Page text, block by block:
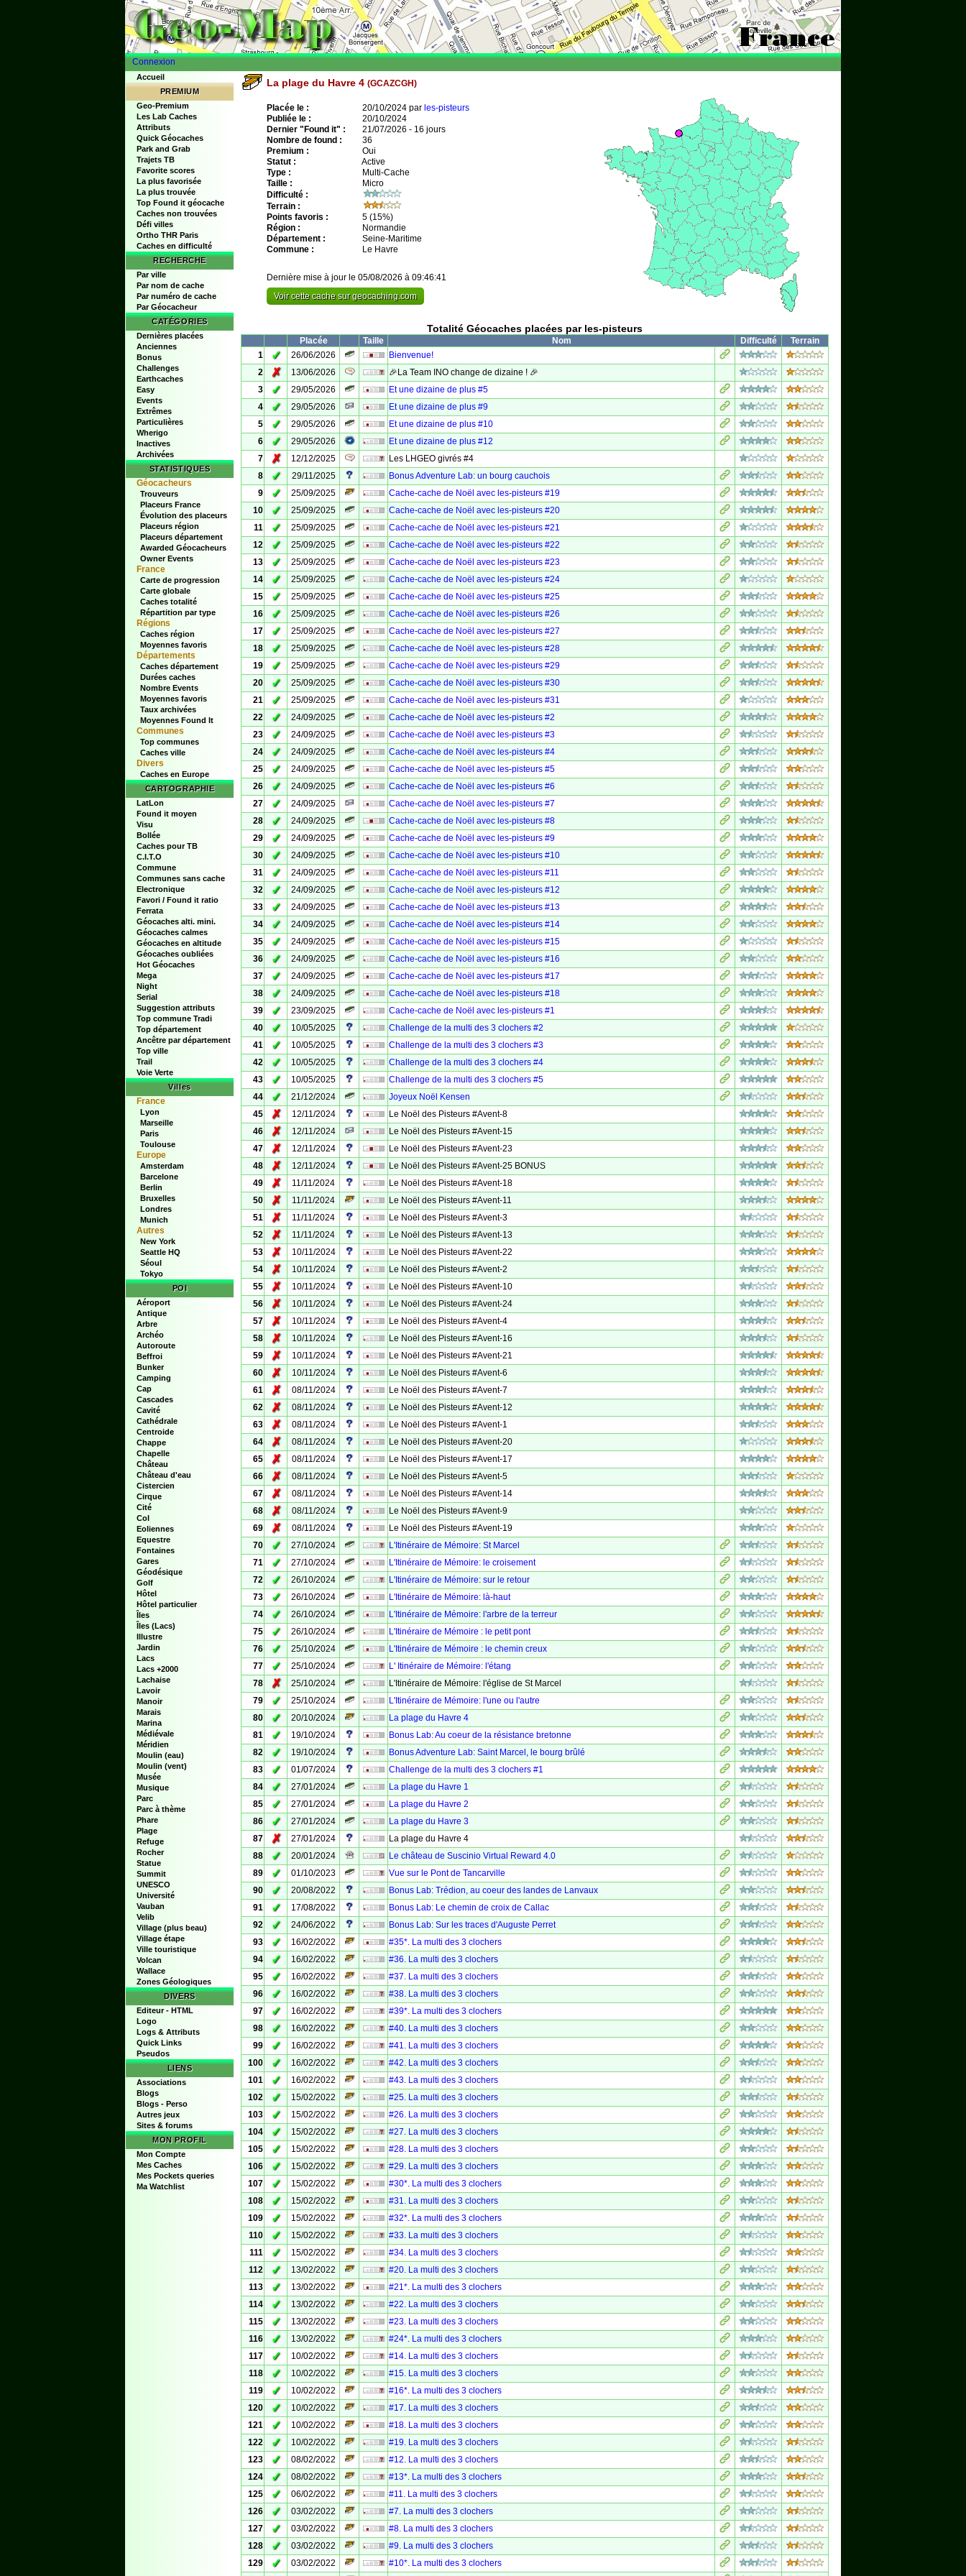
Connexion
Accueil
PREMIUM
Geo-Premium
Les Lab Caches
Attributs
Quick Géocaches
Park and Grab
Trajets TB
Favorite scores
La plus favorisée
La plus trouvée
Top Found it géocache
Caches non trouvées
Défi villes
Ortho THR Paris
Caches en difficulté
RECHERCHE
Par ville
Par nom de cache
Par numéro de cache
Par Géocacheur
CATÉGORIES
Dernières placées
Anciennes
Bonus
Challenges
Earthcaches
Easy
Events
Extrêmes
Particulières
Wherigo
Inactives
Archivées
STATISTIQUES
Géocacheurs
Trouveurs
Placeurs France
Évolution des placeurs
Placeurs région
Placeurs département
Awarded Géocacheurs
Owner Events
France
Carte de progression
Carte globale
Caches totalité
Répartition par type
Régions
Caches région
Moyennes favoris
Départements
Caches département
Durées caches
Nombre Events
Moyennes favoris
Taux archivées
Moyennes Found It
Communes
Top communes
Caches ville
Divers
Caches en Europe
CARTOGRAPHIE
LatLon
Found it moyen
Visu
Bollée
Caches pour TB
C.I.T.O
Commune
Communes sans cache
Electronique
Favori / Found it ratio
Ferrata
Géocaches alti. mini.
Géocaches calmes
Géocaches en altitude
Géocaches oubliées
Hot Géocaches
Mega
Night
Serial
Suggestion attributs
Top commune Tradi
Top département
Ancêtre par département
Top ville
Trail
Voie Verte
Villes
France
Lyon
Marseille
Paris
Toulouse
Europe
Amsterdam
Barcelone
Berlin
Bruxelles
Londres
Munich
Autres
New York
Seattle HQ
Séoul
Tokyo
POI
Aéroport
Antique
Arbre
Archéo
Autoroute
Beffroi
Bunker
Camping
Cap
Cascades
Cavité
Cathédrale
Centroide
Chappe
Chapelle
Château
Château d'eau
Cistercien
Cirque
Cité
Col
Eoliennes
Equestre
Fontaines
Gares
Géodésique
Golf
Hôtel
Hôtel particulier
Îles
Îles (Lacs)
Illustre
Jardin
Lacs
Lacs +2000
Lachaise
Lavoir
Manoir
Marais
Marina
Médiévale
Méridien
Moulin (eau)
Moulin (vent)
Musée
Musique
Parc
Parc à thème
Phare
Plage
Refuge
Rocher
Statue
Summit
UNESCO
Université
Vauban
Velib
Village (plus beau)
Village étape
Ville touristique
Volcan
Wallace
Zones Géologiques
DIVERS
Editeur - HTML
Logo
Logs & Attributs
Quick Links
Pseudos
LIENS
Associations
Blogs
Blogs - Perso
Autres jeux
Sites & forums
MON PROFIL
Mon Compte
Mes Caches
Mes Pockets queries
Ma Watchlist
La plage du Havre 4 (GCAZCGH)
Placée le : 20/10/2024 par les-pisteurs
Publiée le :
20/10/2024
Dernier "Found it" :
21/07/2026 - 16 jours
Nombre de found :
36
Premium :
Oui
Statut :
Active
Type :
Multi-Cache
Taille :
Micro
Difficulté :
Terrain :
Points favoris :
5 (15%)
Région :
Normandie
Département :
Seine-Maritime
Commune :
Le Havre
Dernière mise à jour le 05/08/2026 à 09:46:41
Voir cette cache sur geocaching.com
Totalité Géocaches placées par les-pisteurs
Placée Taille Nom Difficulté
Terrain
1
✓ 26/06/2026
Bienvenue!
2
✗ 13/06/2026
🎉La Team INO change de dizaine ! 🎉
3
✓ 29/05/2026
Et une dizaine de plus #5
4
✓ 29/05/2026
Et une dizaine de plus #9
5
✓ 29/05/2026
Et une dizaine de plus #10
6
✓ 29/05/2026
Et une dizaine de plus #12
7
✗ 12/12/2025
Les LHGEO givrés #4
8
✓ 29/11/2025
Bonus Adventure Lab: un bourg cauchois
9
✓ 25/09/2025
Cache-cache de Noël avec les-pisteurs #19
10
✓ 25/09/2025
Cache-cache de Noël avec les-pisteurs #20
11
✓ 25/09/2025
Cache-cache de Noël avec les-pisteurs #21
12
✓ 25/09/2025
Cache-cache de Noël avec les-pisteurs #22
13
✓ 25/09/2025
Cache-cache de Noël avec les-pisteurs #23
14
✓ 25/09/2025
Cache-cache de Noël avec les-pisteurs #24
15
✓ 25/09/2025
Cache-cache de Noël avec les-pisteurs #25
16
✓ 25/09/2025
Cache-cache de Noël avec les-pisteurs #26
17
✓ 25/09/2025
Cache-cache de Noël avec les-pisteurs #27
18
✓ 25/09/2025
Cache-cache de Noël avec les-pisteurs #28
19
✓ 25/09/2025
Cache-cache de Noël avec les-pisteurs #29
20
✓ 25/09/2025
Cache-cache de Noël avec les-pisteurs #30
21
✓ 25/09/2025
Cache-cache de Noël avec les-pisteurs #31
22
✓ 24/09/2025
Cache-cache de Noël avec les-pisteurs #2
23
✓ 24/09/2025
Cache-cache de Noël avec les-pisteurs #3
24
✓ 24/09/2025
Cache-cache de Noël avec les-pisteurs #4
25
✓ 24/09/2025
Cache-cache de Noël avec les-pisteurs #5
26
✓ 24/09/2025
Cache-cache de Noël avec les-pisteurs #6
27
✓ 24/09/2025
Cache-cache de Noël avec les-pisteurs #7
28
✓ 24/09/2025
Cache-cache de Noël avec les-pisteurs #8
29
✓ 24/09/2025
Cache-cache de Noël avec les-pisteurs #9
30
✓ 24/09/2025
Cache-cache de Noël avec les-pisteurs #10
31
✓ 24/09/2025
Cache-cache de Noël avec les-pisteurs #11
32
✓ 24/09/2025
Cache-cache de Noël avec les-pisteurs #12
33
✓ 24/09/2025
Cache-cache de Noël avec les-pisteurs #13
34
✓ 24/09/2025
Cache-cache de Noël avec les-pisteurs #14
35
✓ 24/09/2025
Cache-cache de Noël avec les-pisteurs #15
36
✓ 24/09/2025
Cache-cache de Noël avec les-pisteurs #16
37
✓ 24/09/2025
Cache-cache de Noël avec les-pisteurs #17
38
✓ 24/09/2025
Cache-cache de Noël avec les-pisteurs #18
39
✓ 23/09/2025
Cache-cache de Noël avec les-pisteurs #1
40
✓ 10/05/2025
Challenge de la multi des 3 clochers #2
41
✓ 10/05/2025
Challenge de la multi des 3 clochers #3
42
✓ 10/05/2025
Challenge de la multi des 3 clochers #4
43
✓ 10/05/2025
Challenge de la multi des 3 clochers #5
44
✓ 21/12/2024
Joyeux Noël Kensen
45
✗ 12/11/2024
Le Noël des Pisteurs #Avent-8
46
✗ 12/11/2024
Le Noël des Pisteurs #Avent-15
47
✗ 12/11/2024
Le Noël des Pisteurs #Avent-23
48
✗ 12/11/2024
Le Noël des Pisteurs #Avent-25 BONUS
49
✗ 11/11/2024
Le Noël des Pisteurs #Avent-18
50
✗ 11/11/2024
Le Noël des Pisteurs #Avent-11
51
✗ 11/11/2024
Le Noël des Pisteurs #Avent-3
52
✗ 11/11/2024
Le Noël des Pisteurs #Avent-13
53
✗ 10/11/2024
Le Noël des Pisteurs #Avent-22
54
✗ 10/11/2024
Le Noël des Pisteurs #Avent-2
55
✗ 10/11/2024
Le Noël des Pisteurs #Avent-10
56
✗ 10/11/2024
Le Noël des Pisteurs #Avent-24
57
✗ 10/11/2024
Le Noël des Pisteurs #Avent-4
58
✗ 10/11/2024
Le Noël des Pisteurs #Avent-16
59
✗ 10/11/2024
Le Noël des Pisteurs #Avent-21
60
✗ 10/11/2024
Le Noël des Pisteurs #Avent-6
61
✗ 08/11/2024
Le Noël des Pisteurs #Avent-7
62
✗ 08/11/2024
Le Noël des Pisteurs #Avent-12
63
✗ 08/11/2024
Le Noël des Pisteurs #Avent-1
64
✗ 08/11/2024
Le Noël des Pisteurs #Avent-20
65
✗ 08/11/2024
Le Noël des Pisteurs #Avent-17
66
✗ 08/11/2024
Le Noël des Pisteurs #Avent-5
67
✗ 08/11/2024
Le Noël des Pisteurs #Avent-14
68
✗ 08/11/2024
Le Noël des Pisteurs #Avent-9
69
✗ 08/11/2024
Le Noël des Pisteurs #Avent-19
70
✓ 27/10/2024
L'Itinéraire de Mémoire: St Marcel
71
✓ 27/10/2024
L'Itinéraire de Mémoire: le croisement
72
✓ 26/10/2024
L'Itinéraire de Mémoire: sur le retour
73
✓ 26/10/2024
L'Itinéraire de Mémoire: là-haut
74
✓ 26/10/2024
L'Itinéraire de Mémoire: l'arbre de la terreur
75
✓ 26/10/2024
L'Itinéraire de Mémoire : le petit pont
76
✓ 25/10/2024
L'Itinéraire de Mémoire : le chemin creux
77
✓ 25/10/2024
L' Itinéraire de Mémoire: l'étang
78
✗ 25/10/2024
L'Itinéraire de Mémoire: l'église de St Marcel
79
✓ 25/10/2024
L'Itinéraire de Mémoire: l'une ou l'autre
80
✓ 20/10/2024
La plage du Havre 4
81
✓ 19/10/2024
Bonus Lab: Au coeur de la résistance bretonne
82
✓ 19/10/2024
Bonus Adventure Lab: Saint Marcel, le bourg brûlé
83
✓ 01/07/2024
Challenge de la multi des 3 clochers #1
84
✓ 27/01/2024
La plage du Havre 1
85
✓ 27/01/2024
La plage du Havre 2
86
✓ 27/01/2024
La plage du Havre 3
87
✗ 27/01/2024
La plage du Havre 4
88
✓ 20/01/2024
Le château de Suscinio Virtual Reward 4.0
89
✓ 01/10/2023
Vue sur le Pont de Tancarville
90
✓ 20/08/2022
Bonus Lab: Trédion, au coeur des landes de Lanvaux
91
✓ 17/08/2022
Bonus Lab: Le chemin de croix de Callac
92
✓ 24/06/2022
Bonus Lab: Sur les traces d'Auguste Perret
93
✓ 16/02/2022
#35*. La multi des 3 clochers
94
✓ 16/02/2022
#36. La multi des 3 clochers
95
✓ 16/02/2022
#37. La multi des 3 clochers
96
✓ 16/02/2022
#38. La multi des 3 clochers
97
✓ 16/02/2022
#39*. La multi des 3 clochers
98
✓ 16/02/2022
#40. La multi des 3 clochers
99
✓ 16/02/2022
#41. La multi des 3 clochers
100
✓ 16/02/2022
#42. La multi des 3 clochers
101
✓ 16/02/2022
#43. La multi des 3 clochers
102
✓ 15/02/2022
#25. La multi des 3 clochers
103
✓ 15/02/2022
#26. La multi des 3 clochers
104
✓ 15/02/2022
#27. La multi des 3 clochers
105
✓ 15/02/2022
#28. La multi des 3 clochers
106
✓ 15/02/2022
#29. La multi des 3 clochers
107
✓ 15/02/2022
#30*. La multi des 3 clochers
108
✓ 15/02/2022
#31. La multi des 3 clochers
109
✓ 15/02/2022
#32*. La multi des 3 clochers
110
✓ 15/02/2022
#33. La multi des 3 clochers
111
✓ 15/02/2022
#34. La multi des 3 clochers
112
✓ 13/02/2022
#20. La multi des 3 clochers
113
✓ 13/02/2022
#21*. La multi des 3 clochers
114
✓ 13/02/2022
#22. La multi des 3 clochers
115
✓ 13/02/2022
#23. La multi des 3 clochers
116
✓ 13/02/2022
#24*. La multi des 3 clochers
117
✓ 10/02/2022
#14. La multi des 3 clochers
118
✓ 10/02/2022
#15. La multi des 3 clochers
119
✓ 10/02/2022
#16*. La multi des 3 clochers
120
✓ 10/02/2022
#17. La multi des 3 clochers
121
✓ 10/02/2022
#18. La multi des 3 clochers
122
✓ 10/02/2022
#19. La multi des 3 clochers
123
✓ 08/02/2022
#12. La multi des 3 clochers
124
✓ 08/02/2022
#13*. La multi des 3 clochers
125
✓ 06/02/2022
#11. La multi des 3 clochers
126
✓ 03/02/2022
#7. La multi des 3 clochers
127
✓ 03/02/2022
#8. La multi des 3 clochers
128
✓ 03/02/2022
#9. La multi des 3 clochers
129
✓ 03/02/2022
#10*. La multi des 3 clochers